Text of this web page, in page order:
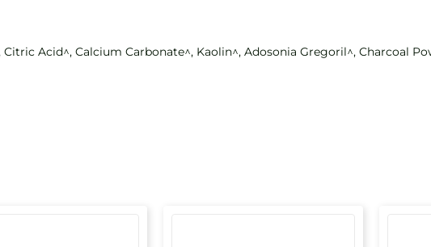
Acid^, Calcium Carbonate^, Kaolin^, Adosonia Gregoril^, Charcoal